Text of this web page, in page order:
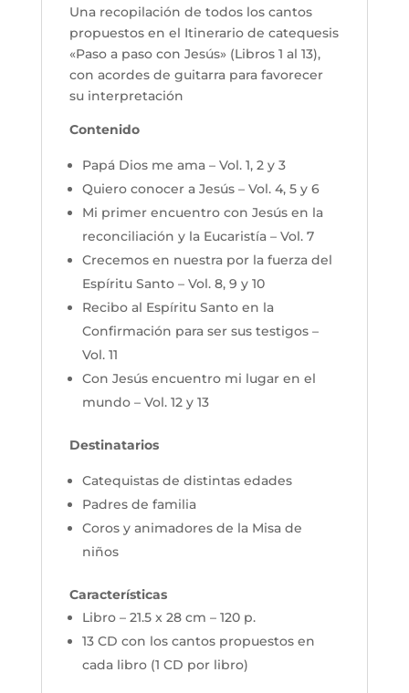
Una recopilación de todos los cantos
propuestos en el Itinerario de catequesis
«Paso a paso con Jesús» (Libros 1 al 13),
con acordes de guitarra para favorecer
su interpretación
Contenido
Papá Dios me ama – Vol. 1, 2 y 3
Quiero conocer a Jesús – Vol. 4, 5 y 6
Mi primer encuentro con Jesús en la
reconciliación y la Eucaristía – Vol. 7
Crecemos en nuestra por la fuerza del
Espíritu Santo – Vol. 8, 9 y 10
Recibo al Espíritu Santo en la
Confirmación para ser sus testigos –
Vol. 11
Con Jesús encuentro mi lugar en el
mundo – Vol. 12 y 13
Destinatarios
Catequistas de distintas edades
Padres de familia
Coros y animadores de la Misa de
niños
Características
Libro – 21.5 x 28 cm – 120 p.
13 CD con los cantos propuestos en
cada libro (1 CD por libro)